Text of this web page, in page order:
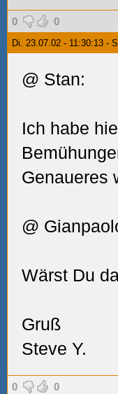
0 0
Di. 23.07.02 - 11:30:13 -
@ Stan:
Ich habe
Genaueres
@
Wärst Du
Gruß
Steve Y.
0 0